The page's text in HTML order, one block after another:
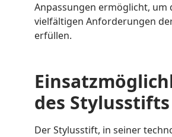
Anpassungen ermöglicht, um
vielfältigen Anforderungen
erfüllen.
des Stylusstifts
Der Stylusstift, in seiner